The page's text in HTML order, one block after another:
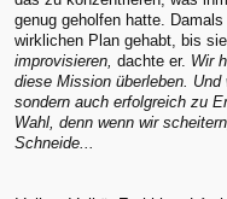
genug geholfen hatte.
wirklichen Plan gehabt, bis
improvisieren, dachte er. Wir
diese Mission überleben. Und
sondern auch erfolgreich zu
Wahl, denn wenn wir
Schneide...